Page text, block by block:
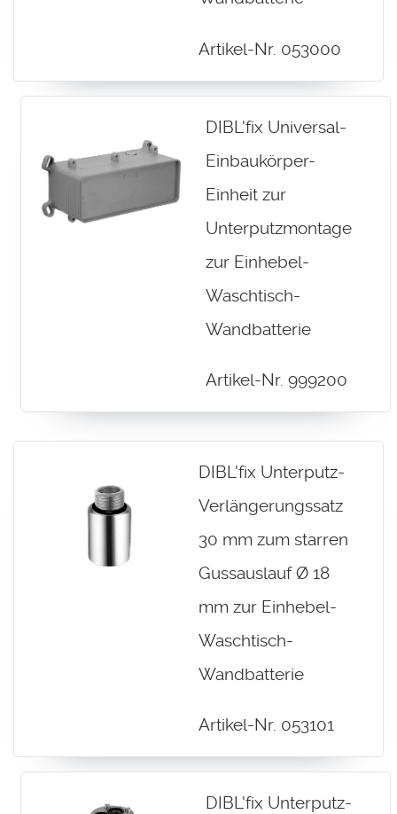
Artikel-Nr. 053000
DIBL'fix Universal-
Einbaukörper-
Einheit zur
Unterputzmontage
zur Einhebel-
Waschtisch-
Wandbatterie
Artikel-Nr. 999200
DIBL'fix Unterputz-
Verlängerungssatz
30 mm zum starren
Gussauslauf Ø 18
mm zur Einhebel-
Waschtisch-
Wandbatterie
Artikel-Nr. 053101
DIBL'fix Unterputz-